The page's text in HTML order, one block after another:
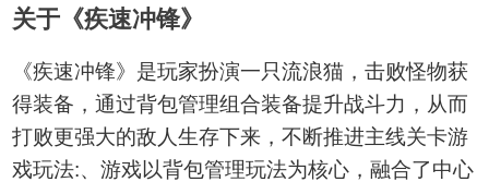
关于《疾速冲锋》
《疾速冲锋》是玩家扮演一只流浪猫，击败怪物获
得装备，通过背包管理组合装备提升战斗力，从而
打败更强大的敌人生存下来，不断推进主线关卡游
戏玩法:、游戏以背包管理玩法为核心，融合了中心